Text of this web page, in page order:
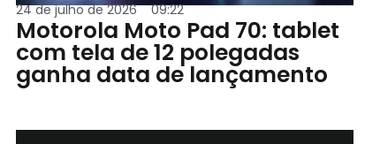
24 de julho de 2026 09:22
Motorola Moto Pad 70: tablet
com tela de 12 polegadas
ganha data de lançamento